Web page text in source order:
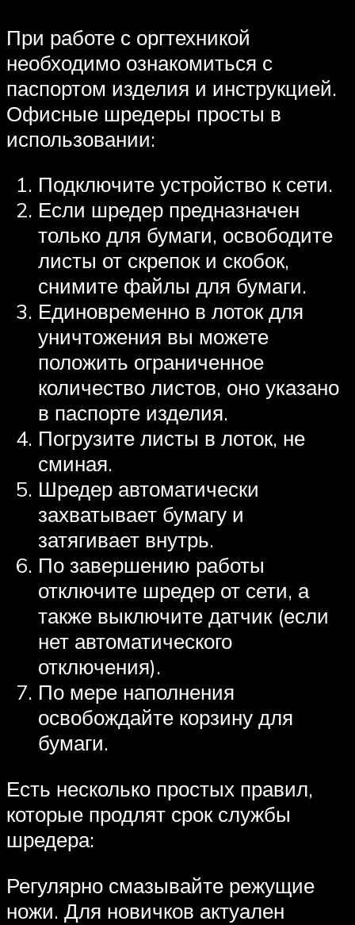
При работе с оргтехникой
необходимо ознакомиться с
паспортом изделия и инструкцией.
Офисные шредеры просты в
использовании:
Подключите устройство к сети.
Если шредер предназначен
только для бумаги, освободите
листы от скрепок и скобок,
снимите файлы для бумаги.
Единовременно в лоток для
уничтожения вы можете
положить ограниченное
количество листов, оно указано
в паспорте изделия.
Погрузите листы в лоток, не
сминая.
Шредер автоматически
захватывает бумагу и
затягивает внутрь.
По завершению работы
отключите шредер от сети, а
также выключите датчик (если
нет автоматического
отключения).
По мере наполнения
освобождайте корзину для
бумаги.
Есть несколько простых правил,
которые продлят срок службы
шредера:
Регулярно смазывайте режущие
ножи. Для новичков актуален